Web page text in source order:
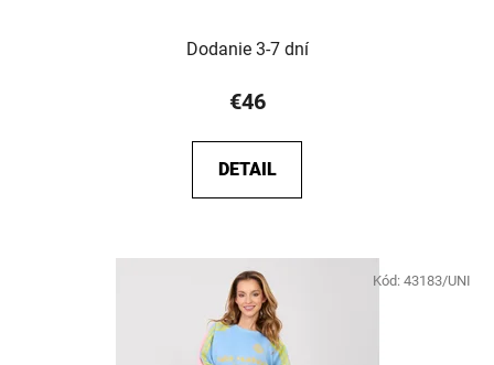
Dodanie 3-7 dní
€46
DETAIL
Kód: 43183/UNI